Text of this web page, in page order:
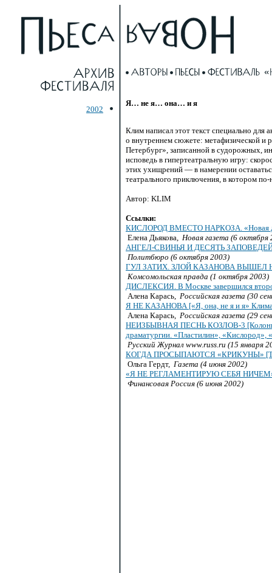
2002
Я… не я… она… и я
Клим написал этот текст специально
о внутреннем сюжете: метафизической и
Петербург», записанной в судорожных,
исповедь в гипертеатральную игру:
этих ухищрений — в намерении
театрального приключения, в котором по-
Автор: KLIM
Ссылки:
КИСЛОРОД ВМЕСТО НАРКОЗА. «Новая
Елена Дьякова, Новая газета (6 октября
АНГЕЛ-СВИНЬЯ И ДЕСЯТЬ ЗАПОВЕДЕЙ
Политбюро (6 октября 2003)
ГУЛ ЗАТИХ. ЗЛОЙ КАЗАНОВА ВЫШЕЛ НА
Комсомольская правда (1 октября 2003)
ДИСЛЕКСИЯ. В Москве завершился
Алена Карась, Российская газета (30
Я НЕ КАЗАНОВА [«Я, она, не я и я» Клима
Алена Карась, Российская газета (29
НЕИЗБЫВНАЯ ПЕСНЬ КОЗЛОВ-3 [Колонка
драматургии. «Пластилин»,
Русский Журнал www.russ.ru (15 января
КОГДА ПРОСЫПАЮТСЯ «КРИКУНЫ»
Ольга Гердт, Газета (4 июня 2002)
«Я НЕ РЕГЛАМЕНТИРУЮ СЕБЯ НИЧЕМ».
Финансовая Россия (6 июня 2002)